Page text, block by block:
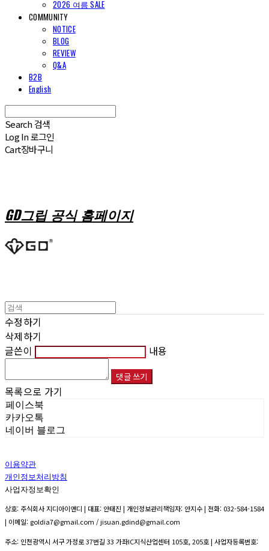
2026 여름 SALE
COMMUNITY
NOTICE
BLOG
REVIEW
Q&A
B2B
English
Search 검색
Log In로그인
Cart장바구니
GD그립 공식 홈페이지
수정하기
삭제하기
글쓴이
내용
댓글 쓰기
목록으로 가기
페이스북
카카오톡
네이버 블로그
이용약관
개인정보처리방침
사업자정보확인
상호: 주식회사 지디아이앤디 | 대표: 안태진 | 개인정보관리책임자: 안지수 | 전화: 032-584-1584
| 이메일: goldia7@gmail.com / jisuan.gdind@gmail.com
주소: 인천광역시 서구 가정로 37번길 33 가좌IC지식산업센터 105호, 205호 | 사업자등록번호: